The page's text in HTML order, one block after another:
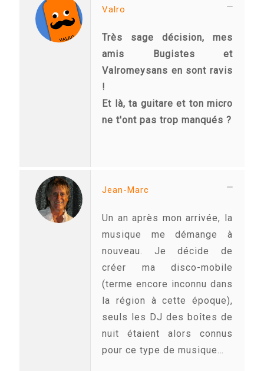
Valro
Très sage décision, mes
amis Bugistes et
Valromeysans en sont ravis
!
Et là, ta guitare et ton micro
ne t'ont pas trop manqués ?
Jean-Marc
Un an après mon arrivée, la
musique me démange à
nouveau. Je décide de
créer ma disco-mobile
(terme encore inconnu dans
la région à cette époque),
seuls les DJ des boîtes de
nuit étaient alors connus
pour ce type de musique…